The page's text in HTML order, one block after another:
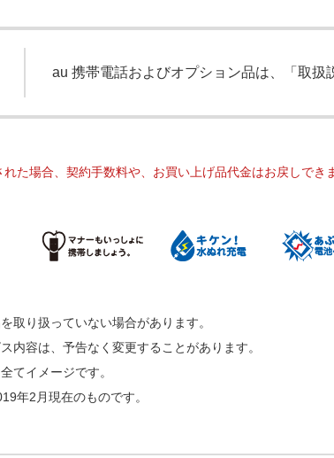
au 携帯電話およびオプション品は、「取扱
た場合、契約手数料や、お買い上げ品代金はお戻しでき
取り扱っていない場合があります。
内容は、予告なく変更することがあります。
てイメージです。
年2月現在のものです。